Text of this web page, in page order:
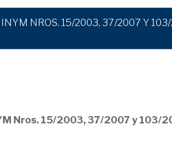
Acceso a
NROS. 15/2003, 37/2007 Y
Nros. 15/2003, 37/2007 y 103/